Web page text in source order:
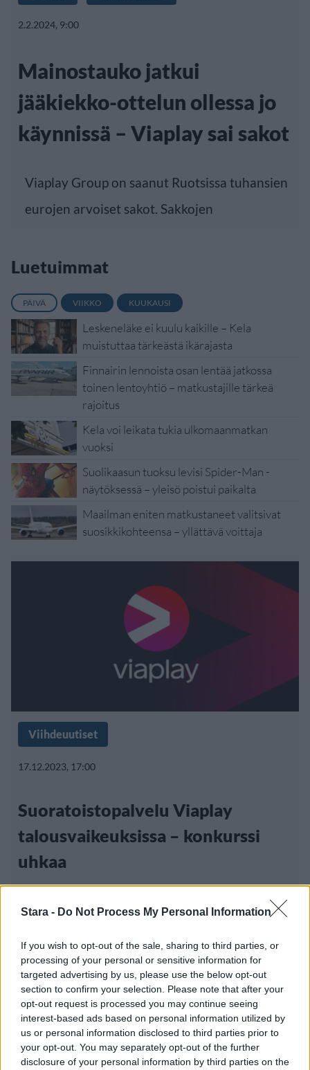
Stara - Do Not Process My Personal Information
If you wish to opt-out of the sale, sharing to third parties, or
processing of your personal or sensitive information for
targeted advertising by us, please use the below opt-out
section to confirm your selection. Please note that after your
opt-out request is processed you may continue seeing
interest-based ads based on personal information utilized by
us or personal information disclosed to third parties prior to
your opt-out. You may separately opt-out of the further
disclosure of your personal information by third parties on the
2.2.2024, 9:00
Mainostauko jatkui
jääkiekko-ottelun ollessa jo
käynnissä – Viaplay sai sakot
Viaplay Group on saanut Ruotsissa tuhansien
eurojen arvoiset sakot. Sakkojen
Luetuimmat
PÄIVÄ VIIKKO KUUKAUSI
Leskeneläke ei kuulu kaikille – Kela
muistuttaa tärkeästä ikärajasta
Finnairin lennoista osan lentää jatkossa
toinen lentoyhtiö – matkustajille tärkeä
rajoitus
Kela voi leikata tukia ulkomaanmatkan
vuoksi
Suolikaasun tuoksu levisi Spider-Man -
näytöksessä – yleisö poistui paikalta
Maailman eniten matkustaneet valitsivat
suosikkikohteensa – yllättävä voittaja
Viihdeuutiset
17.12.2023, 17:00
Suoratoistopalvelu Viaplay
talousvaikeuksissa – konkurssi
uhkaa